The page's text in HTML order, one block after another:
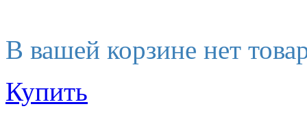
В вашей корзине нет
Купить